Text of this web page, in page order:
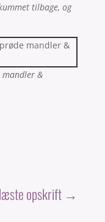
tilbage, og
mandler &
opskrift →